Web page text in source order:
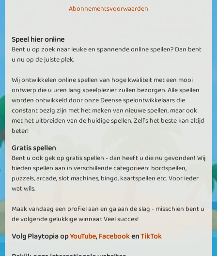
Abonnementsvoorwaarden
Speel hier online
Bent u op zoek naar leuke en spannende online spellen? Dan bent
u nu op de juiste plek.
Wij ontwikkelen online spellen van hoge kwaliteit met een mooi
ontwerp die u uren lang speelplezier zullen bezorgen. Alle spellen
worden ontwikkeld door onze Deense spelontwikkelaars die
constant bezig zijn met het maken van nieuwe spellen, maar ook
met het uitbreiden van de huidige spellen. Zelfs het beste kan altijd
beter!
Gratis spellen
Bent u ook gek op gratis spellen - dan heeft u die nu gevonden! Wij
bieden spellen aan in verschillende categorieën: bordspellen,
puzzels, arcade, slot machines, bingo, kaartspellen etc. Voor ieder
wat wils.
Maak vandaag een profiel aan en ga aan de slag - misschien bent u
de volgende gelukkige winnaar. Veel succes!
Volg Playtopia opYouTube,FacebookenTikTok